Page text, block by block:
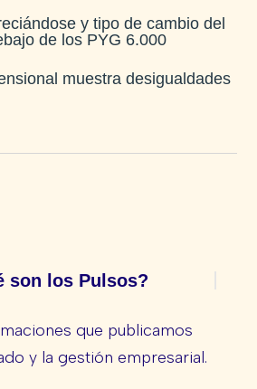
y tipo de cambio del
de los PYG 6.000
muestra desigualdades
son los Pulsos?
que publicamos
y la gestión empresarial.